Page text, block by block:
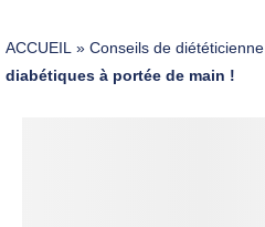
ACCUEIL » Conseils de diététicienne
diabétiques à portée de main !